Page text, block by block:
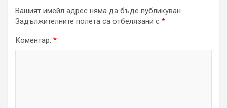
Вашият имейл адрес няма да бъде публикуван.
Задължителните полета са отбелязани с *
Коментар: *